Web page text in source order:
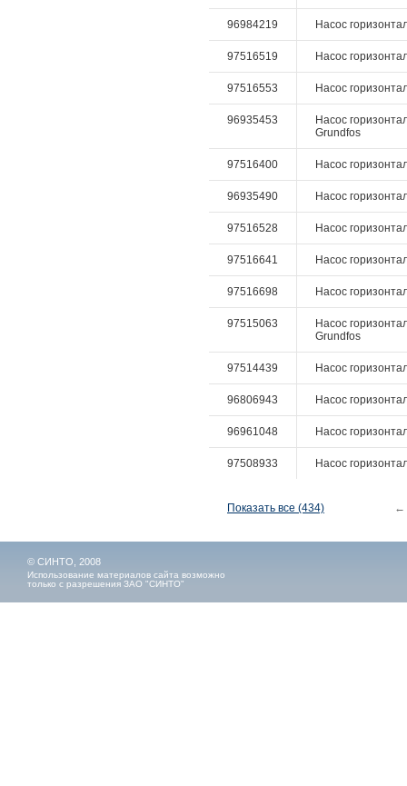
96984219 Насос
97516519 Насос
97516553 Насос
96935453
Насос
Grundfos
97516400 Насос
96935490 Насос
97516528 Насос
97516641 Насос
97516698 Насос
97515063
Насос
Grundfos
97514439 Насос
96806943 Насос
96961048 Насос
97508933 Насос
Показать все (434) ←
© СИНТО, 2008
Использование материалов сайта возможно
только с разрешения ЗАО "СИНТО"